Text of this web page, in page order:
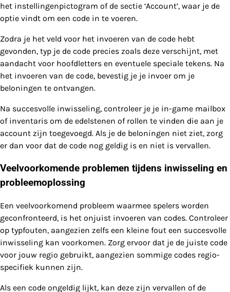
het instellingenpictogram of de sectie ‘Account’, waar je de
optie vindt om een code in te voeren.
Zodra je het veld voor het invoeren van de code hebt
gevonden, typ je de code precies zoals deze verschijnt, met
aandacht voor hoofdletters en eventuele speciale tekens. Na
het invoeren van de code, bevestig je je invoer om je
beloningen te ontvangen.
Na succesvolle inwisseling, controleer je je in-game mailbox
of inventaris om de edelstenen of rollen te vinden die aan je
account zijn toegevoegd. Als je de beloningen niet ziet, zorg
er dan voor dat de code nog geldig is en niet is vervallen.
Veelvoorkomende problemen tijdens inwisseling en
probleemoplossing
Een veelvoorkomend probleem waarmee spelers worden
geconfronteerd, is het onjuist invoeren van codes. Controleer
op typfouten, aangezien zelfs een kleine fout een succesvolle
inwisseling kan voorkomen. Zorg ervoor dat je de juiste code
voor jouw regio gebruikt, aangezien sommige codes regio-
specifiek kunnen zijn.
Als een code ongeldig lijkt, kan deze zijn vervallen of de